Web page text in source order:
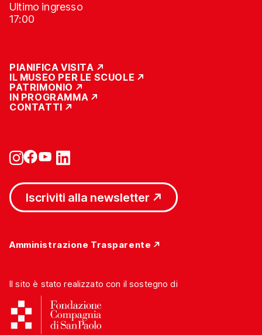
Ultimo ingresso
17:00
PIANIFICA VISITA
IL MUSEO PER LE SCUOLE
PATRIMONIO
IN PROGRAMMA
CONTATTI
Iscriviti alla newsletter
Amministrazione Trasparente
Il sito è stato realizzato con il sostegno di